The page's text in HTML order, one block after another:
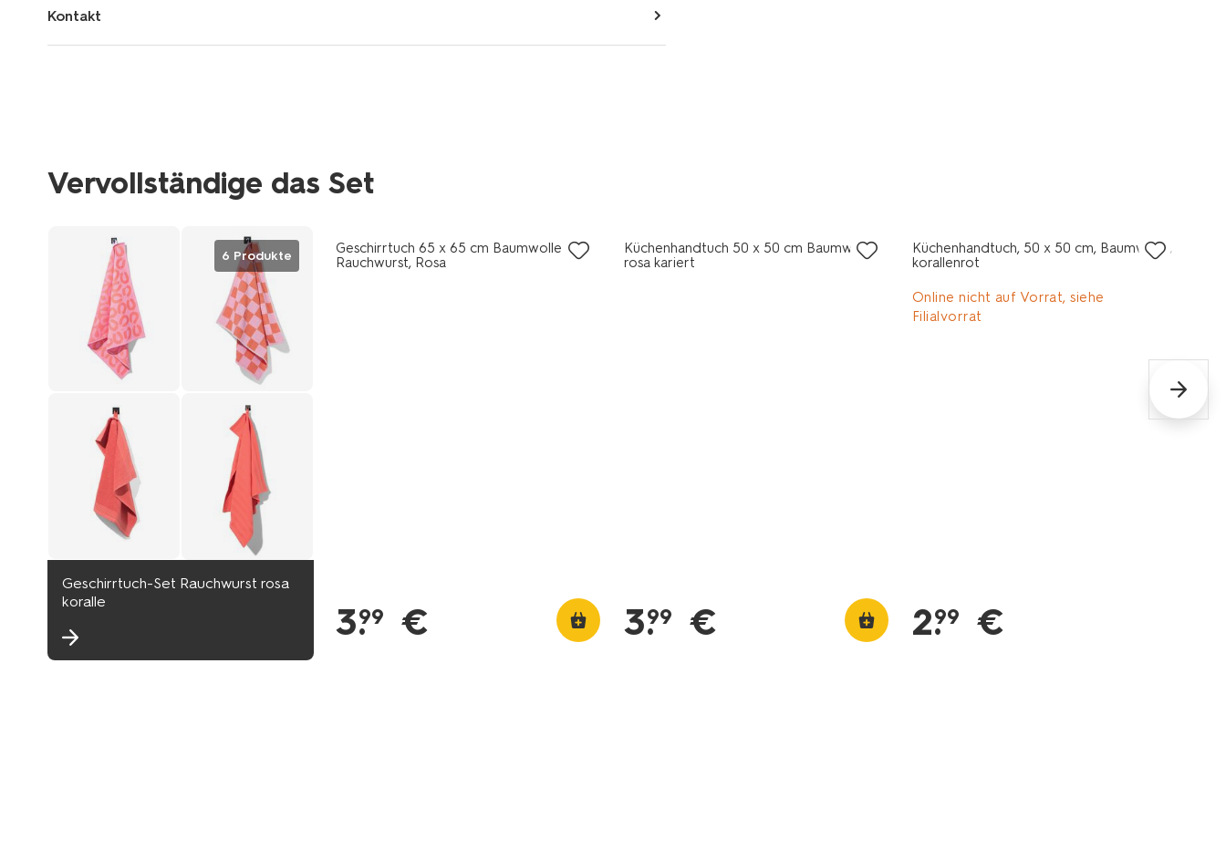
Kontakt
Vervollständige das Set
6 Produkte
Geschirrtuch-Set Rauchwurst rosa
koralle
Geschirrtuch 65 x 65 cm Baumwolle
Rauchwurst, Rosa
3.
99 €
Küchenhandtuch 50 x 50 cm Baumwolle
rosa kariert
3.
99 €
Küchenhandtuch, 50 x 50 cm, Baumwolle,
korallenrot
Online nicht auf Vorrat, siehe
Filialvorrat
2.
99 €